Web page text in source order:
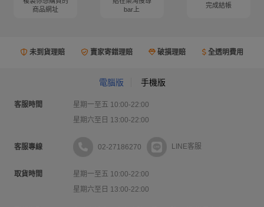
商品網址
bar上
完成結帳
未到貨理賠 賣家寄錯理賠 破損理賠 全透明費用
電腦版 手機版
客服時間
星期一至五 10:00-22:00
星期六至日 13:00-22:00
客服專線 02-27186270 LINE客服
取貨時間
星期一至五 10:00-22:00
星期六至日 13:00-22:00